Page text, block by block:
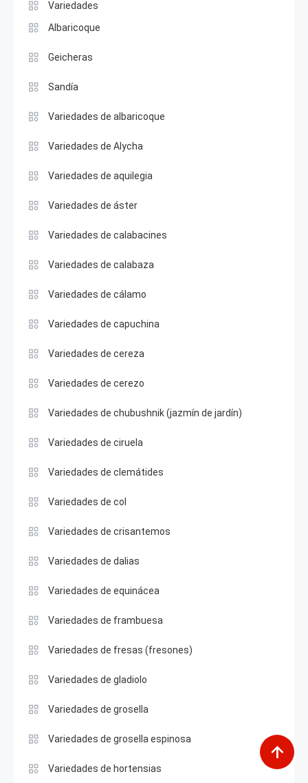
Variedades
Albaricoque
Geicheras
Sandía
Variedades de albaricoque
Variedades de Alycha
Variedades de aquilegia
Variedades de áster
Variedades de calabacines
Variedades de calabaza
Variedades de cálamo
Variedades de capuchina
Variedades de cereza
Variedades de cerezo
Variedades de chubushnik (jazmín de jardín)
Variedades de ciruela
Variedades de clemátides
Variedades de col
Variedades de crisantemos
Variedades de dalias
Variedades de equinácea
Variedades de frambuesa
Variedades de fresas (fresones)
Variedades de gladiolo
Variedades de grosella
Variedades de grosella espinosa
Variedades de hortensias